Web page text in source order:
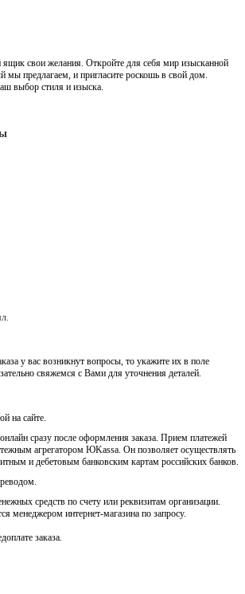
ящик свои желания. Откройте для себя мир изысканной
мы предлагаем, и пригласите роскошь в свой дом.
выбор стиля и изыска.
у вас возникнут вопросы, то укажите их в поле
свяжемся с Вами для уточнения деталей.
на сайте.
сразу после оформления заказа. Прием платежей
агрегатором ЮKassa. Он позволяет осуществлять
и дебетовым банковским картам российских банков.
средств по счету или реквизитам организации.
менеджером интернет-магазина по запросу.
заказа.